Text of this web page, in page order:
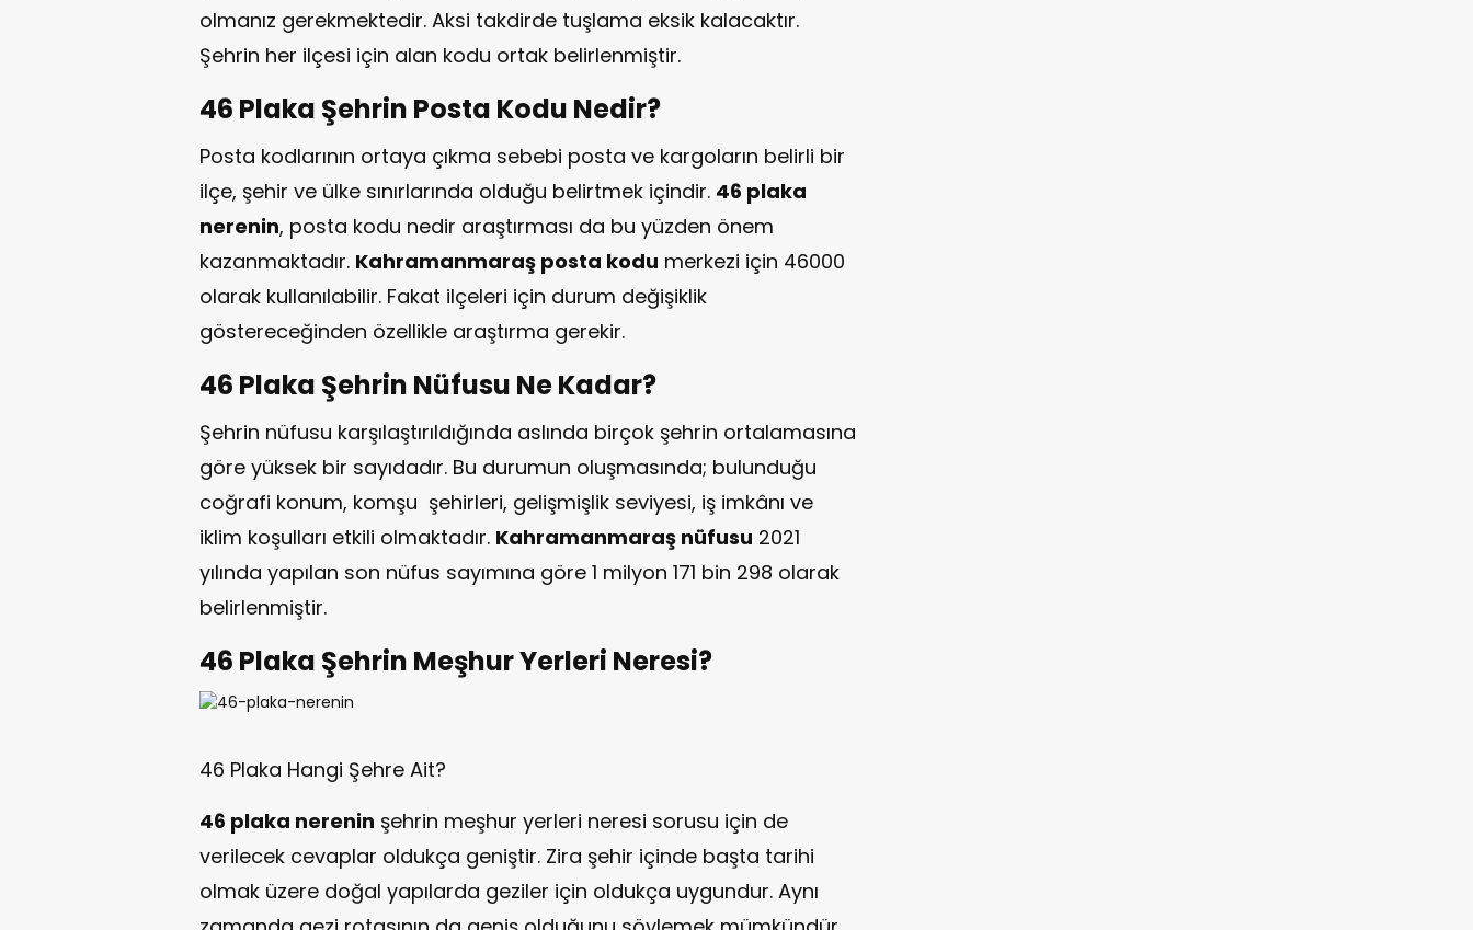
olmanız gerekmektedir. Aksi takdirde tuşlama eksik kalacaktır.
Şehrin her ilçesi için alan kodu ortak belirlenmiştir.
46 Plaka Şehrin Posta Kodu Nedir?
Posta kodlarının ortaya çıkma sebebi posta ve kargoların belirli bir
ilçe, şehir ve ülke sınırlarında olduğu belirtmek içindir. 46 plaka
nerenin, posta kodu nedir araştırması da bu yüzden önem
kazanmaktadır. Kahramanmaraş posta kodu merkezi için 46000
olarak kullanılabilir. Fakat ilçeleri için durum değişiklik
göstereceğinden özellikle araştırma gerekir.
46 Plaka Şehrin Nüfusu Ne Kadar?
Şehrin nüfusu karşılaştırıldığında aslında birçok şehrin ortalamasına
göre yüksek bir sayıdadır. Bu durumun oluşmasında; bulunduğu
coğrafi konum, komşu şehirleri, gelişmişlik seviyesi, iş imkânı ve
iklim koşulları etkili olmaktadır. Kahramanmaraş nüfusu 2021
yılında yapılan son nüfus sayımına göre 1 milyon 171 bin 298 olarak
belirlenmiştir.
46 Plaka Şehrin Meşhur Yerleri Neresi?
46 Plaka Hangi Şehre Ait?
46 plaka nerenin şehrin meşhur yerleri neresi sorusu için de
verilecek cevaplar oldukça geniştir. Zira şehir içinde başta tarihi
olmak üzere doğal yapılarda geziler için oldukça uygundur. Aynı